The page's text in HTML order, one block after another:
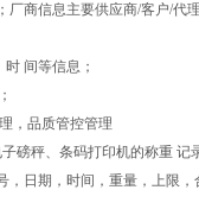
商信息主要供应商/客户/代
间等信息；
，品质管控管理
磅秤、条码打印机的称重 记
日期，时间，重量，上限